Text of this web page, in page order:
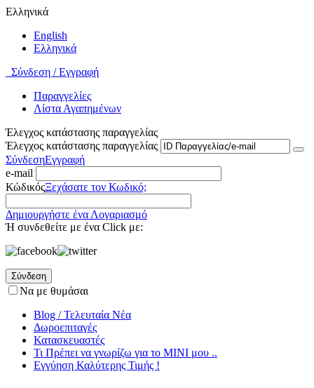
Ελληνικά
English
Ελληνικά
Σύνδεση / Εγγραφή
Παραγγελίες
Λίστα Αγαπημένων
Έλεγχος κατάστασης παραγγελίας
Έλεγχος κατάστασης παραγγελίας
ΣύνδεσηΕγγραφή
e-mail
ΚώδικόςΞεχάσατε τον Κωδικό;
Δημιουργήστε ένα Λογαριασμό
Ή συνδεθείτε με ένα Click με:
Σύνδεση
Να με θυμάσαι
Blog / Τελευταία Νέα
Δωροεπιταγές
Κατασκευαστές
Τι Πρέπει να γνωρίζω για το MΙΝΙ μου ..
Εγγύηση Καλύτερης Τιμής !